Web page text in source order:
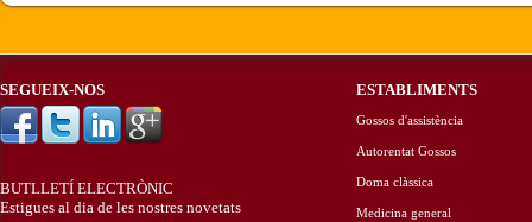
SEGUEIX-NOS
BUTLLETÍ ELECTRÒNIC
Estigues al dia de les nostres novetats
ESTABLIMENTS
Gossos d'assistència
Autorentat Gossos
Doma clàssica
Medicina general